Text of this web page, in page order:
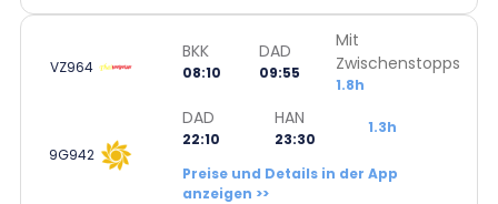
VZ964
BKK
08:10
DAD
09:55
Mit
Zwischenstopps
1.8h
9G942
DAD
22:10
HAN
23:30
1.3h
Preise und Details in der App
anzeigen >>